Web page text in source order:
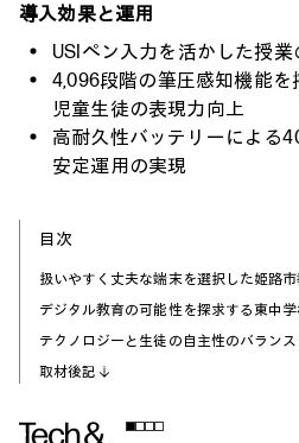
導入効果と運用
USIペン入力を活かした授業
4,096段階の筆圧感知機能を
児童生徒の表現力向上
高耐久性バッテリーによる
安定運用の実現
目次
扱いやすく丈夫な端末を選択した姫路
デジタル教育の可能性を探求する東中
テクノロジーと生徒の自主性のバラン
取材後記